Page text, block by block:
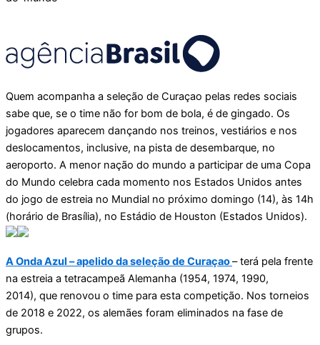
Quem acompanha a seleção de Curaçao pelas redes sociais
sabe que, se o time não for bom de bola, é de gingado. Os
jogadores aparecem dançando nos treinos, vestiários e nos
deslocamentos, inclusive, na pista de desembarque, no
aeroporto. A menor nação do mundo a participar de uma Copa
do Mundo celebra cada momento nos Estados Unidos antes
do jogo de estreia no Mundial no próximo domingo (14), às 14h
(horário de Brasília), no Estádio de Houston (Estados Unidos).
A Onda Azul – apelido da seleção de Curaçao– terá pela frente
na estreia a tetracampeã Alemanha (1954, 1974, 1990,
2014), que renovou o time para esta competição. Nos torneios
de 2018 e 2022, os alemães foram eliminados na fase de
grupos.